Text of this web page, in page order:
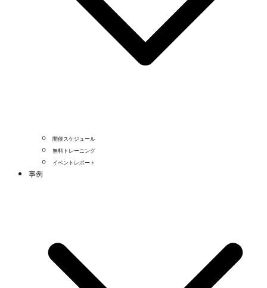
開催スケジュール
無料トレーニング
イベントレポート
事例